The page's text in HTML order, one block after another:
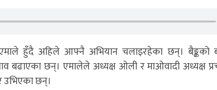
हुँदै अहिले आफ्नै अभियान चलाइरहेका छन्। बैङ्कको
बढाएका छन्। एमालेले अध्यक्ष ओली र माओवादी अध्यक्ष
उभिएका छन्।